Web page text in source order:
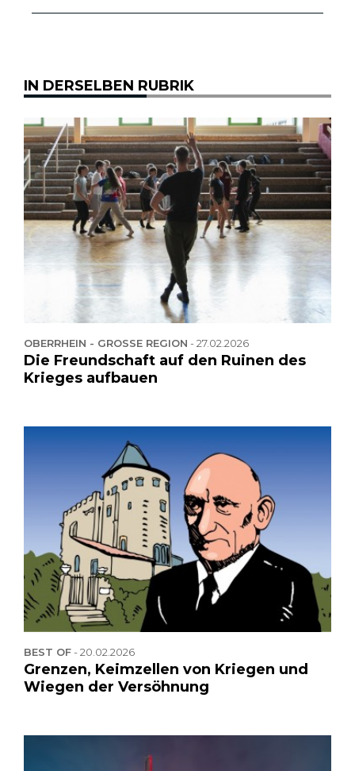
IN DERSELBEN RUBRIK
OBERRHEIN - GROSSE REGION -27.02.2026
Die Freundschaft auf den Ruinen des
Krieges aufbauen
BEST OF-20.02.2026
Grenzen, Keimzellen von Kriegen und
Wiegen der Versöhnung